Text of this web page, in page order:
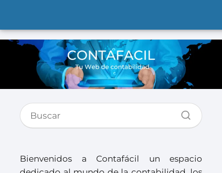
Bienvenidos a Contafácil un espacio